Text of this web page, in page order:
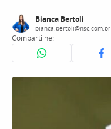
Bianca Bertoli
bianca.bertoli@nsc.com.br
Compartilhe: